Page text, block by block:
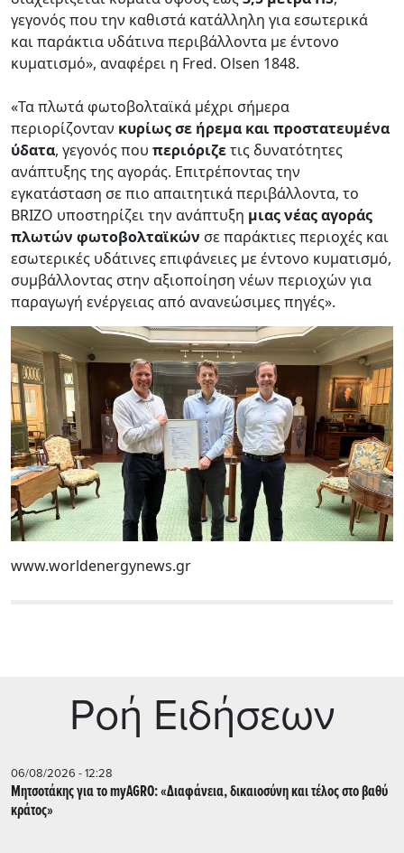
γεγονός που την καθιστά κατάλληλη για εσωτερικά
και παράκτια υδάτινα περιβάλλοντα με έντονο
κυματισμό», αναφέρει η Fred. Olsen 1848.
«Τα πλωτά φωτοβολταϊκά μέχρι σήμερα
περιορίζονταν κυρίως σε ήρεμα και προστατευμένα
ύδατα, γεγονός που περιόριζετις δυνατότητες
ανάπτυξης της αγοράς. Επιτρέποντας την
εγκατάσταση σε πιο απαιτητικά περιβάλλοντα, το
BRIZO υποστηρίζει την ανάπτυξη μιας νέας αγοράς
πλωτών φωτοβολταϊκών σε παράκτιες περιοχές και
εσωτερικές υδάτινες επιφάνειες με έντονο κυματισμό,
συμβάλλοντας στην αξιοποίηση νέων περιοχών για
παραγωγή ενέργειας από ανανεώσιμες πηγές».
www.worldenergynews.gr
Ρoή Ειδήσεων
06/08/2026 - 12:28
Μητσοτάκης για το myAGRO: «Διαφάνεια, δικαιοσύνη και τέλος στο βαθύ
κράτος»